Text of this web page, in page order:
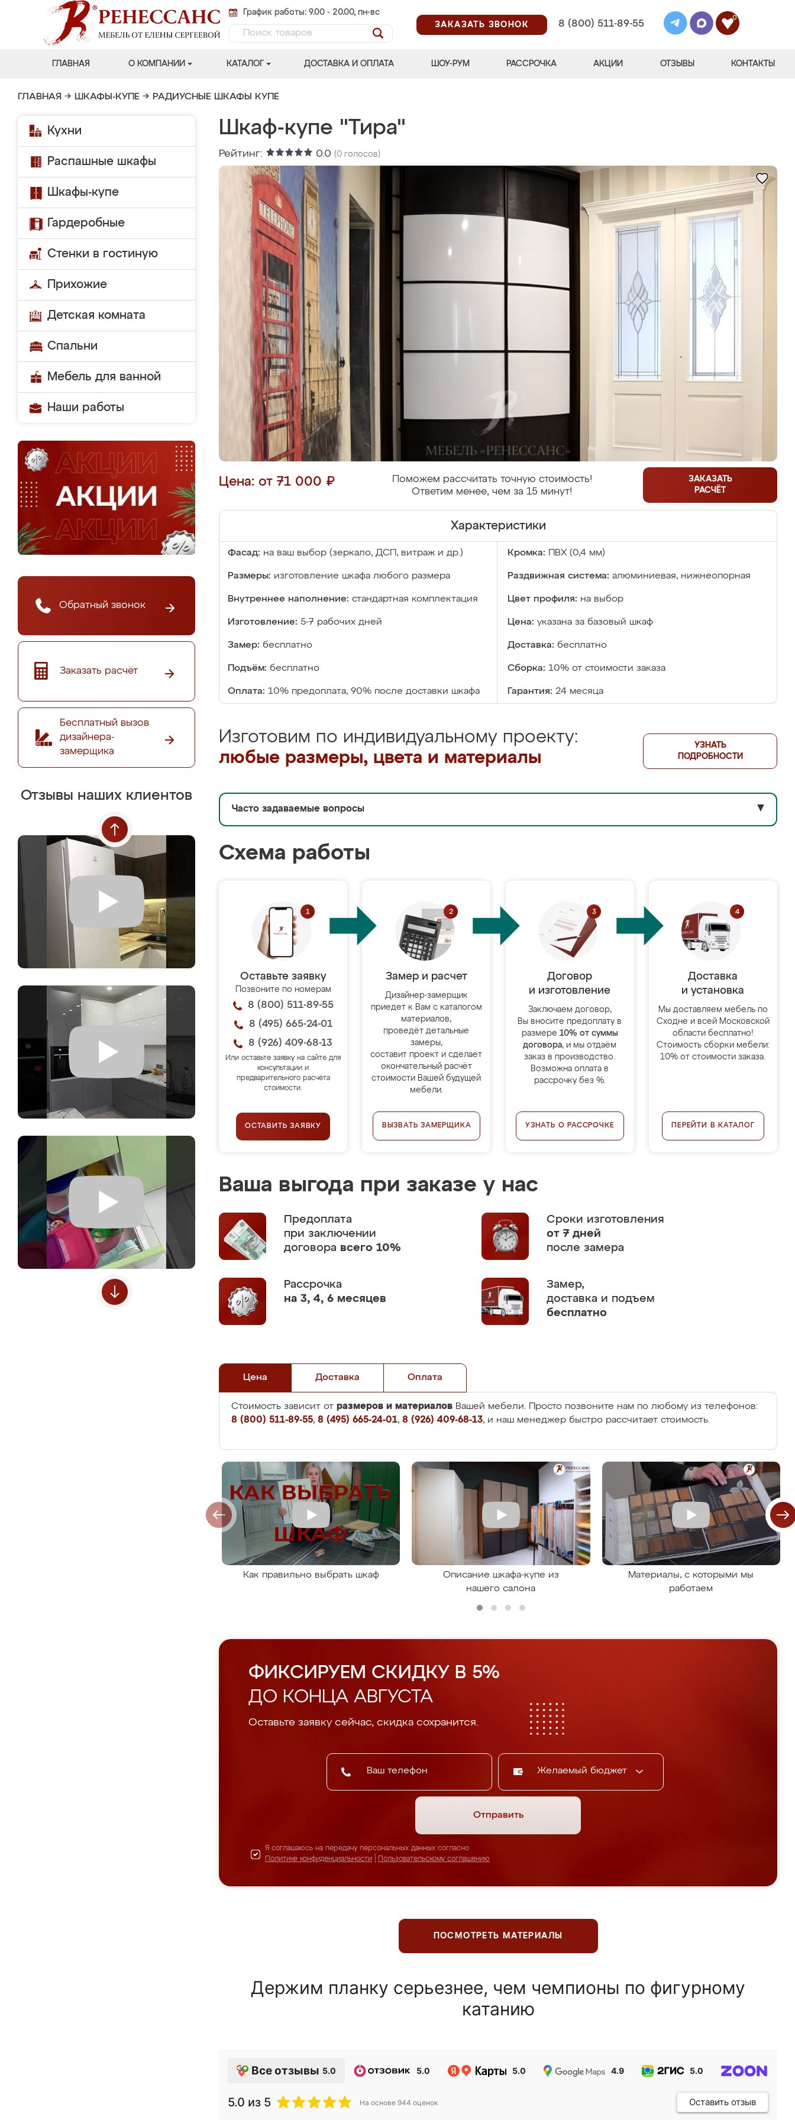
График работы: 9.00 - 20.00, пн-вс
ЗАКАЗАТЬ ЗВОНОК
8 (800) 511-89-55
0
ГЛАВНАЯ О КОМПАНИИ КАТАЛОГ ДОСТАВКА И ОПЛАТА ШОУ-РУМ РАССРОЧКА АКЦИИ ОТЗЫВЫ КОНТАКТЫ
ГЛАВНАЯ → ШКАФЫ-КУПЕ → РАДИУСНЫЕ ШКАФЫ КУПЕ
Кухни
Распашные шкафы
Шкафы-купе
Гардеробные
Стенки в гостиную
Прихожие
Детская комната
Спальни
Мебель для ванной
Наши работы
Обратный звонок
Заказать расчёт
Бесплатный вызов
дизайнера-
замерщика
Отзывы наших клиентов
Шкаф-купе "Тира"
Рейтинг: 0.0 (0 голосов)
Цена: от 71 000 ₽
Поможем рассчитать точную стоимость!
Ответим менее, чем за 15 минут!
ЗАКАЗАТЬ
РАСЧЁТ
Характеристики
Фасад: на ваш выбор (зеркало, ДСП, витраж и др.) Кромка: ПВХ (0,4 мм)
Размеры: изготовление шкафа любого размера Раздвижная система: алюминиевая, нижнеопорная
Внутреннее наполнение: стандартная комплектация Цвет профиля: на выбор
Изготовление: 5-7 рабочих дней Цена: указана за базовый шкаф
Замер: бесплатно Доставка: бесплатно
Подъём: бесплатно Сборка: 10% от стоимости заказа
Оплата: 10% предоплата, 90% после доставки шкафа Гарантия: 24 месяца
Изготовим по индивидуальному проекту:
любые размеры, цвета и материалы
УЗНАТЬ
ПОДРОБНОСТИ
Часто задаваемые вопросы ▼
Схема работы
Оставьте заявку
Позвоните по номерам
8 (800) 511-89-55
8 (495) 665-24-01
8 (926) 409-68-13
Или оставьте заявку на сайте для
консультации и
предварительного расчёта
стоимости.
ОСТАВИТЬ ЗАЯВКУ
Замер и расчет
Дизайнер-замерщик
приедет к Вам с каталогом
материалов,
проведёт детальные
замеры,
составит проект и сделает
окончательный расчёт
стоимости Вашей будущей
мебели.
ВЫЗВАТЬ ЗАМЕРЩИКА
Договор
и изготовление
Заключаем договор,
Вы вносите предоплату в
размере 10% от суммы
договора, и мы отдаём
заказ в производство.
Возможна оплата в
рассрочку без %.
УЗНАТЬ О РАССРОЧКЕ
Доставка
и установка
Мы доставляем мебель по
Сходне и всей Московской
области бесплатно!
Стоимость сборки мебели:
10% от стоимости заказа.
ПЕРЕЙТИ В КАТАЛОГ
Ваша выгода при заказе у нас
Предоплата
при заключении
договора всего 10%
Сроки изготовления
от 7 дней
после замера
Рассрочка
на 3, 4, 6 месяцев
Замер,
доставка и подъем
бесплатно
Цена Доставка Оплата
Стоимость зависит от размеров и материалов Вашей мебели. Просто позвоните нам по любому из телефонов:
8 (800) 511-89-55, 8 (495) 665-24-01, 8 (926) 409-68-13, и наш менеджер быстро рассчитает стоимость.
Как правильно выбрать шкаф
Описание шкафа-купе из
нашего салона
Материалы, с которыми мы
работаем
ФИКСИРУЕМ СКИДКУ В 5%
ДО КОНЦА АВГУСТА
Оставьте заявку сейчас, скидка сохранится.
Желаемый бюджет
Отправить
Я соглашаюсь на передачу персональных данных согласно
Политике конфиденциальности
Пользовательскому соглашению
ПОСМОТРЕТЬ МАТЕРИАЛЫ
Держим планку серьезнее, чем чемпионы по фигурному
катанию
Все отзывы 5.0 5.0 5.0 4.9 5.0
5.0 из 5 На основе 944 оценок Оставить отзыв